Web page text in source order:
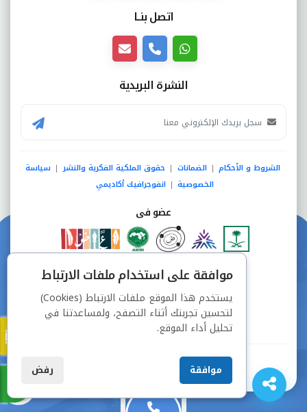
اتصل بنــا
النشرة البريدية
الشروط و الأحكام | الضمانات | حقوق الملكية الفكرية والنشر | سياسة
الخصوصية | انفوجرافيك أكاديمي
عضو فى
دفع آمن من خلال
جميع الحقوق محفوظة © شركة دراسة
موافقة على استخدام ملفات الارتباط
يستخدم هذا الموقع ملفات الارتباط (Cookies)
لتحسين تجربتك أثناء التصفح، ولمساعدتنا في
تحليل أداء الموقع.
موافقة رفض